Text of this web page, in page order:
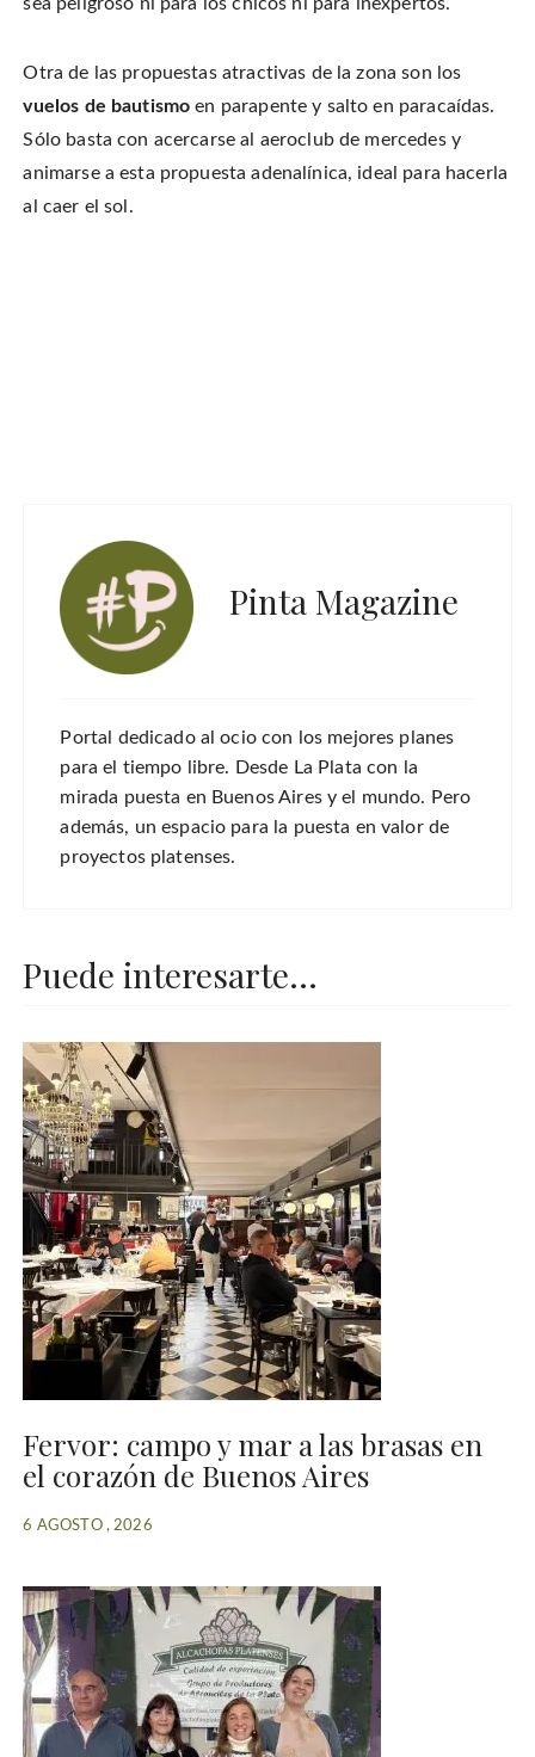
Otra de las propuestas atractivas de la zona son los
vuelos de bautismo en parapente y salto en paracaídas.
Sólo basta con acercarse al aeroclub de mercedes y
animarse a esta propuesta adenalínica, ideal para hacerla
al caer el sol.
Pinta Magazine
Portal dedicado al ocio con los mejores planes
para el tiempo libre. Desde La Plata con la
mirada puesta en Buenos Aires y el mundo. Pero
además, un espacio para la puesta en valor de
proyectos platenses.
Puede interesarte...
Fervor: campo y mar a las brasas en
el corazón de Buenos Aires
6 AGOSTO , 2026